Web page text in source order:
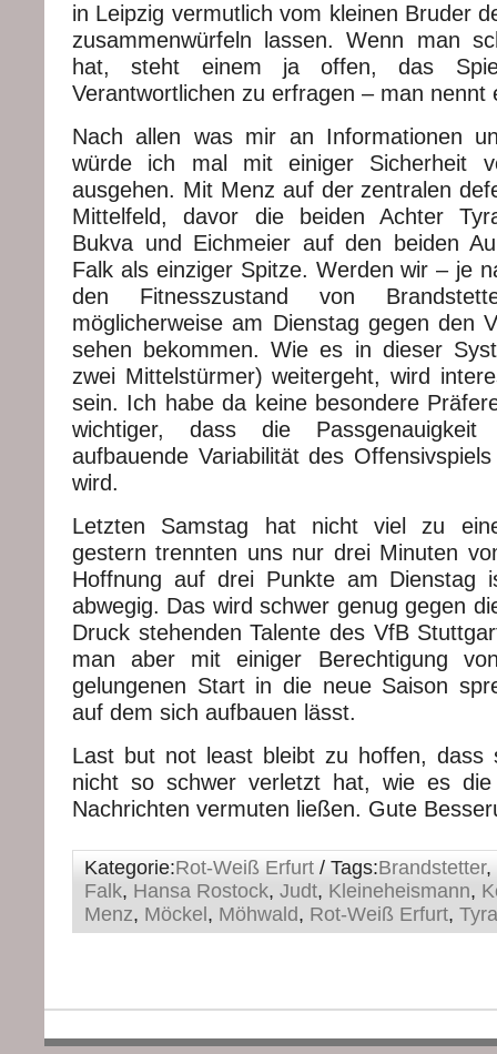
in Leipzig vermutlich vom kleinen Bruder
zusammenwürfeln lassen. Wenn man
hat, steht einem ja offen, das
Verantwortlichen zu erfragen – man nennt
Nach allen was mir an Informationen
würde ich mal mit einiger Sicherheit
ausgehen. Mit Menz auf der zentralen
Mittelfeld, davor die beiden Achter
Bukva und Eichmeier auf den beiden
Falk als einziger Spitze. Werden wir – je
den Fitnesszustand von
möglicherweise am Dienstag gegen den
sehen bekommen. Wie es in dieser
zwei Mittelstürmer) weitergeht, wird
sein. Ich habe da keine besondere
wichtiger, dass die
aufbauende Variabilität des
wird.
Letzten Samstag hat nicht viel zu
gestern trennten uns nur drei Minuten
Hoffnung auf drei Punkte am Dienstag
abwegig. Das wird schwer genug gegen
Druck stehenden Talente des VfB
man aber mit einiger Berechtigung
gelungenen Start in die neue Saison
auf dem sich aufbauen lässt.
Last but not least bleibt zu hoffen, dass
nicht so schwer verletzt hat, wie es
Nachrichten vermuten ließen. Gute
Kategorie:Rot-Weiß Erfurt / Tags:Brandstetter,
Falk, Hansa Rostock, Judt, Kleineheismann,
Menz, Möckel , Möhwald, Rot-Weiß Erfurt,